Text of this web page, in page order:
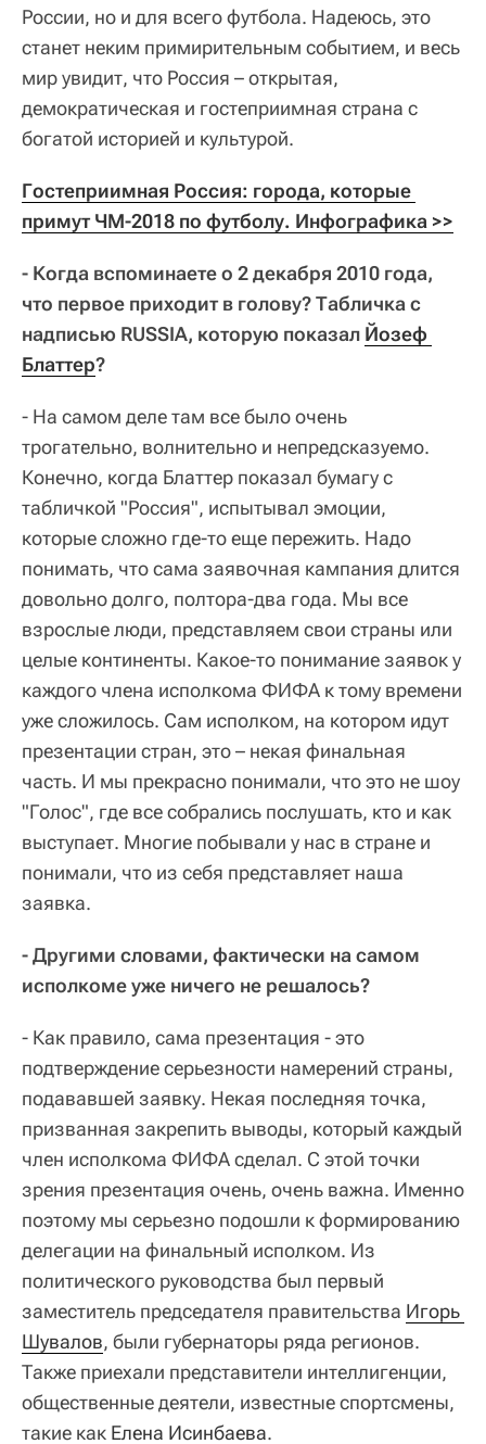
России, но и для всего футбола. Надеюсь, это
станет неким примирительным событием, и весь
мир увидит, что Россия – открытая,
демократическая и гостеприимная страна с
богатой историей и культурой.
Гостеприимная Россия: города, которые
примут ЧМ-2018 по футболу. Инфографика >>
- Когда вспоминаете о 2 декабря 2010 года,
что первое приходит в голову? Табличка с
надписью RUSSIA, которую показал Йозеф
Блаттер?
- На самом деле там все было очень
трогательно, волнительно и непредсказуемо.
Конечно, когда Блаттер показал бумагу с
табличкой "Россия", испытывал эмоции,
которые сложно где-то еще пережить. Надо
понимать, что сама заявочная кампания длится
довольно долго, полтора-два года. Мы все
взрослые люди, представляем свои страны или
целые континенты. Какое-то понимание заявок у
каждого члена исполкома ФИФА к тому времени
уже сложилось. Сам исполком, на котором идут
презентации стран, это – некая финальная
часть. И мы прекрасно понимали, что это не шоу
"Голос", где все собрались послушать, кто и как
выступает. Многие побывали у нас в стране и
понимали, что из себя представляет наша
заявка.
- Другими словами, фактически на самом
исполкоме уже ничего не решалось?
- Как правило, сама презентация - это
подтверждение серьезности намерений страны,
подававшей заявку. Некая последняя точка,
призванная закрепить выводы, который каждый
член исполкома ФИФА сделал. С этой точки
зрения презентация очень, очень важна. Именно
поэтому мы серьезно подошли к формированию
делегации на финальный исполком. Из
политического руководства был первый
заместитель председателя правительства Игорь
Шувалов, были губернаторы ряда регионов.
Также приехали представители интеллигенции,
общественные деятели, известные спортсмены,
такие как Елена Исинбаева.